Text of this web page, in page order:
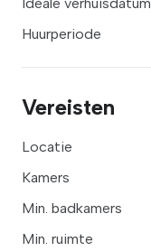
Huurperiode
Vereisten
Locatie
Kamers
Min. badkamers
Min. ruimte